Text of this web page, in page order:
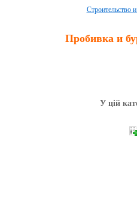
Строительство
Пробивка и
У цій